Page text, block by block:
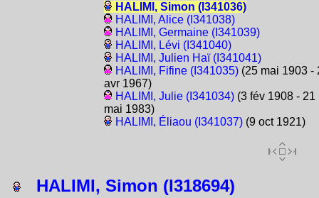
HALIMI, Simon (I341036)
HALIMI, Alice (I341038)
HALIMI, Germaine (I341039)
HALIMI, Lévi (I341040)
HALIMI, Julien Haï (I341041)
HALIMI, Fifine (I341035)(25 mai 1903 -
avr 1967)
HALIMI, Julie (I341034)(3 fév 1908 - 21
mai 1983)
HALIMI, Éliaou (I341037)(9 oct 1921)
HALIMI, Simon (I318694)